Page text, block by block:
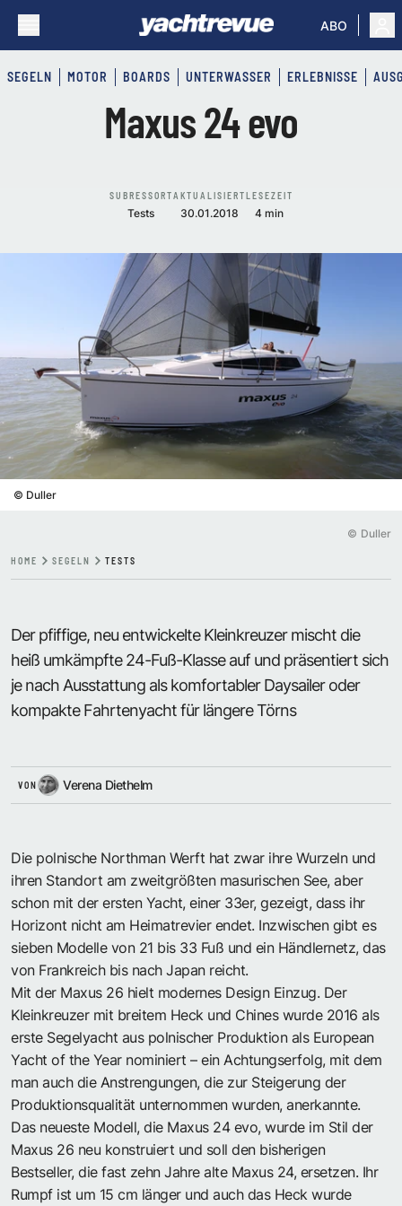
ABO
SEGELN MOTOR BOARDS UNTERWASSER ERLEBNISSE
Maxus 24 evo
SUBRESSORT
Tests
AKTUALISIERT
30.01.2018
LESEZEIT
4 min
© Duller
© Duller
HOME SEGELN TESTS
Der pfiffige, neu entwickelte Kleinkreuzer mischt die
heiß umkämpfte 24-Fuß-Klasse auf und präsentiert sich
je nach Ausstattung als komfortabler Daysailer oder
kompakte Fahrtenyacht für längere Törns
VON Verena Diethelm
Die polnische Northman Werft hat zwar ihre Wurzeln und
ihren Standort am zweitgrößten masurischen See, aber
schon mit der ersten Yacht, einer 33er, gezeigt, dass ihr
Horizont nicht am Heimatrevier endet. Inzwischen gibt es
sieben Modelle von 21 bis 33 Fuß und ein Händlernetz, das
von Frankreich bis nach Japan reicht.
Mit der Maxus 26 hielt modernes Design Einzug. Der
Kleinkreuzer mit breitem Heck und Chines wurde 2016 als
erste Segelyacht aus polnischer Produktion als European
Yacht of the Year nominiert – ein Achtungserfolg, mit dem
man auch die Anstrengungen, die zur Steigerung der
Produktionsqualität unternommen wurden, anerkannte.
Das neueste Modell, die Maxus 24 evo, wurde im Stil der
Maxus 26 neu konstruiert und soll den bisherigen
Bestseller, die fast zehn Jahre alte Maxus 24, ersetzen. Ihr
Rumpf ist um 15 cm länger und auch das Heck wurde